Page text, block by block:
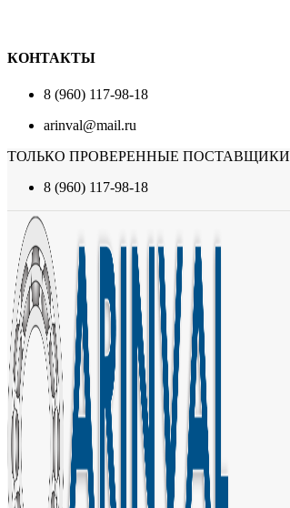
КОНТАКТЫ
8 (960) 117-98-18
arinval@mail.ru
ТОЛЬКО ПРОВЕРЕННЫЕ ПОСТАВЩИКИ
8 (960) 117-98-18